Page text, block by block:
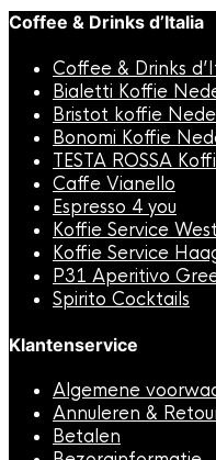
Coffee & Drinks d’Italia
Coffee & Drinks
Bialetti Koffie
Bristot koffie
Bonomi Koffie
TESTA ROSSA
Caffe Vianello
Espresso 4 you
Koffie Service
Koffie Service
P31 Aperitivo
Spirito Cocktails
Klantenservice
Algemene
Annuleren &
Betalen